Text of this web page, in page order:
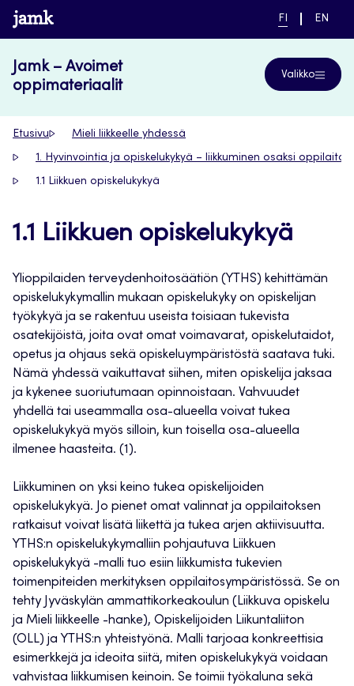
Siirry
suoraan
www.jamk.fi
NYKYINEN
FI
VAIHDA
EN
Jamk – Avoimet
oppimateriaalit
Valikko
Etusivu Mieli liikkeelle yhdessä
1. Hyvinvointia ja opiskelukykyä – liikkuminen osaksi
1.1 Liikkuen opiskelukykyä
1.1 Liikkuen opiskelukykyä
Ylioppilaiden terveydenhoitosäätiön (YTHS) kehittämän
opiskelukykymallin mukaan opiskelukyky on opiskelijan
työkykyä ja se rakentuu useista toisiaan tukevista
osatekijöistä, joita ovat omat voimavarat, opiskelutaidot,
opetus ja ohjaus sekä opiskeluympäristöstä saatava tuki.
Nämä yhdessä vaikuttavat siihen, miten opiskelija jaksaa
ja kykenee suoriutumaan opinnoistaan. Vahvuudet
yhdellä tai useammalla osa-alueella voivat tukea
opiskelukykyä myös silloin, kun toisella osa-alueella
ilmenee haasteita. (1).
Liikkuminen on yksi keino tukea opiskelijoiden
opiskelukykyä. Jo pienet omat valinnat ja oppilaitoksen
ratkaisut voivat lisätä liikettä ja tukea arjen aktiivisuutta.
YTHS:n opiskelukykymalliin pohjautuva Liikkuen
opiskelukykyä -malli tuo esiin liikkumista tukevien
toimenpiteiden merkityksen oppilaitosympäristössä. Se on
tehty Jyväskylän ammattikorkeakoulun (Liikkuva opiskelu
ja Mieli liikkeelle -hanke), Opiskelijoiden Liikuntaliiton
(OLL) ja YTHS:n yhteistyönä. Malli tarjoaa konkreettisia
esimerkkejä ja ideoita siitä, miten opiskelukykyä voidaan
vahvistaa liikkumisen keinoin. Se toimii työkaluna sekä